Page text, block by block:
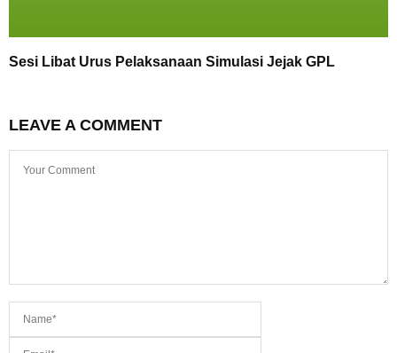
Sesi Libat Urus Pelaksanaan Simulasi Jejak GPL
LEAVE A COMMENT